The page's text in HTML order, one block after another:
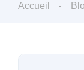
Accueil